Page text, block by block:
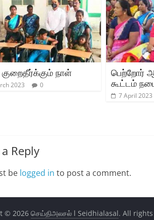
நாள்
2023 0
பெற்றோர்
கூட்டம்
7 April 2023
Reply
be logged in to post a comment.
© 2026 செய்திஅலசல் l Seidhialasal. All